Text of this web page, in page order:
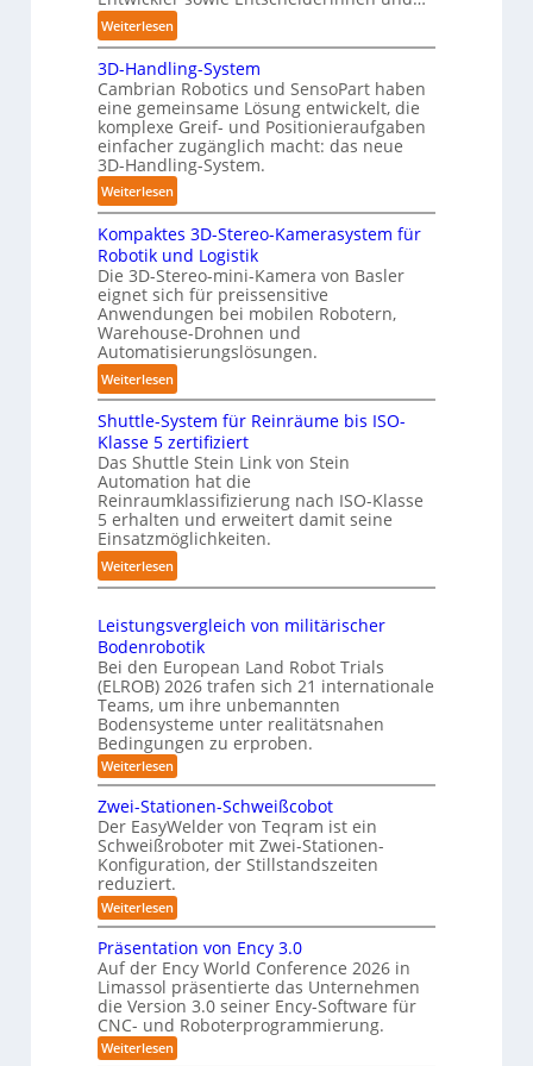
C
o
b
o
t
t
ä
n
d
i
g
e
P
o
l
y
m
e
r
l
a
g
e
ü
r
T
a
u
c
h
b
o
t
e
r
Weiterlesen:
A
u
t
o
m
a
t
i
s
i
e
r
u
n
g
s
r
e
f
f
2
0
2
6
3D-Handling-System
Cambrian Robotics und SensoPart haben
eine gemeinsame Lösung entwickelt, die
komplexe Greif- und Positionieraufgaben
einfacher zugänglich macht: das neue
3D-Handling-System.
Weiterlesen:
3
D
-
H
a
n
d
l
i
n
g
-
S
y
s
t
e
Kompaktes 3D-Stereo-Kamerasystem für
Robotik und Logistik
Die 3D-Stereo-mini-Kamera von Basler
eignet sich für preissensitive
Anwendungen bei mobilen Robotern,
Warehouse-Drohnen und
Automatisierungslösungen.
Weiterlesen:
K
o
m
p
a
k
t
e
s
D
-
S
t
e
r
e
o
-
K
a
m
e
r
a
s
y
s
t
e
Shuttle-System für Reinräume bis ISO-
Klasse 5 zertifiziert
Das Shuttle Stein Link von Stein
Automation hat die
Reinraumklassifizierung nach ISO-Klasse
5 erhalten und erweitert damit seine
Einsatzmöglichkeiten.
Weiterlesen:
S
u
t
t
l
e
-
S
y
s
t
e
f
ü
r
R
e
i
n
r
Leistungsvergleich von militärischer
Bodenrobotik
Bei den European Land Robot Trials
(ELROB) 2026 trafen sich 21 internationale
Teams, um ihre unbemannten
Bodensysteme unter realitätsnahen
Bedingungen zu erproben.
Weiterlesen:
L
e
i
s
t
u
g
s
v
e
r
g
l
e
i
c
Zwei-Stationen-Schweißcobot
Der EasyWelder von Teqram ist ein
Schweißroboter mit Zwei-Stationen-
Konfiguration, der Stillstandszeiten
reduziert.
Weiterlesen:
Z
w
e
i
-
S
t
a
t
Präsentation von Ency 3.0
Auf der Ency World Conference 2026 in
Limassol präsentierte das Unternehmen
die Version 3.0 seiner Ency-Software für
CNC- und Roboterprogrammierung.
Weiterlesen: